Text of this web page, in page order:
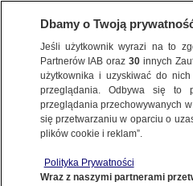
BIZNES
MOTO
Dbamy o Twoją
Jeśli użytkownik wyrazi na to
Partnerów IAB oraz30 innych
użytkownika i uzyskiwać do
przeglądania. Odbywa się to
przeglądania przechowywanych
się przetwarzaniu w oparciu o
plików cookie i reklam”.
Polityka Prywatności
Wraz z naszymi partnerami